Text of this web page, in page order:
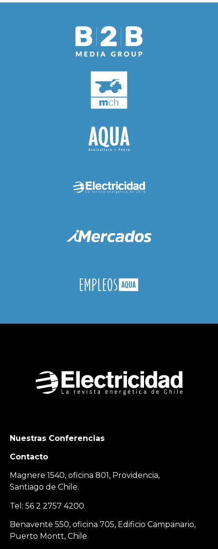
Nuestras Conferencias
Contacto
Magnere 1540, oficina 801, Providencia,
Santiago de Chile.
Tel: 56 2 2757 4200
Benavente 550, oficina 705, Edificio Campanario,
Puerto Montt, Chile.